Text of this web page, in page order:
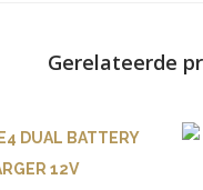
Gerelateerde